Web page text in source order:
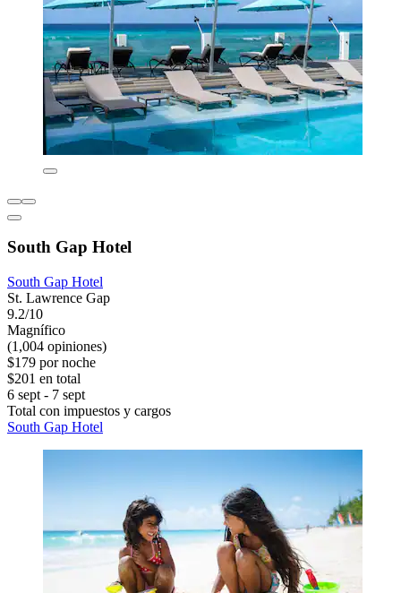
South Gap Hotel
South Gap Hotel
St. Lawrence Gap
9.2/10
Magnífico
(1,004 opiniones)
$179 por noche
$201 en total
6 sept - 7 sept
Total con impuestos y cargos
South Gap Hotel